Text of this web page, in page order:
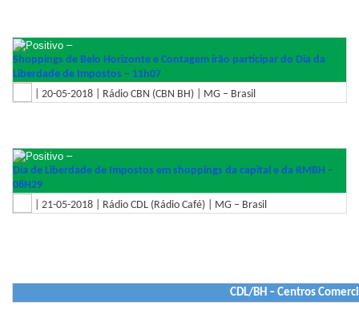
–
Shoppings de Belo Horizonte e Contagem irão participar do Dia da
Liberdade de Impostos – 11h07
| 20-05-2018 | Rádio CBN (CBN BH) | MG – Brasil
–
Dia de Liberdade de Impostos em shoppings da capital e da RMBH –
08H29
| 21-05-2018 | Rádio CDL (Rádio Café) | MG – Brasil
CDL/BH – Centros